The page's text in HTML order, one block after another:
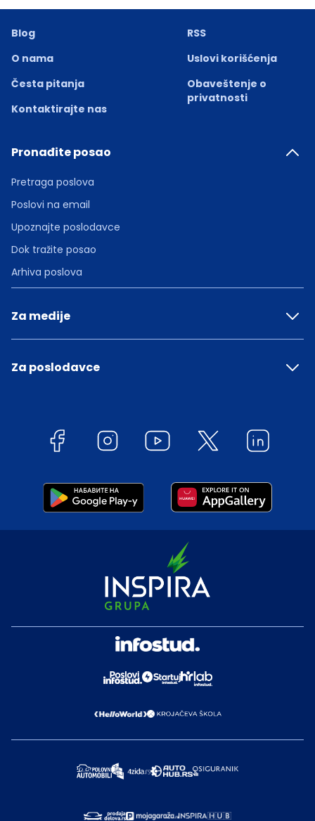
Blog
O nama
Česta pitanja
Kontaktirajte nas
RSS
Uslovi korišćenja
Obaveštenje o
privatnosti
Pronađite posao
Pretraga poslova
Poslovi na email
Upoznajte poslodavce
Dok tražite posao
Arhiva poslova
Za medije
Za poslodavce